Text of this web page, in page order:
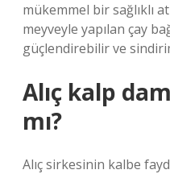
mükemmel bir sağlıklı
meyveyle yapılan çay
güçlendirebilir ve
Alıç kalp
mı?
Alıç sirkesinin kalbe